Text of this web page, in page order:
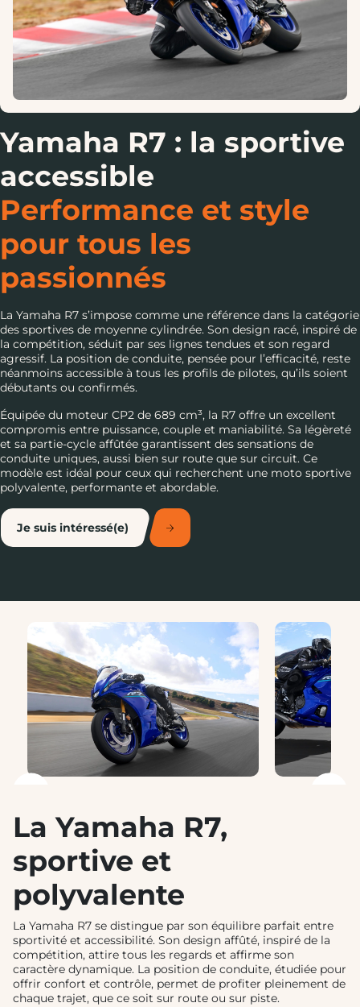
Yamaha R7 : la sportive
accessible
Performance et style
pour tous les
passionnés
La Yamaha R7 s’impose comme une référence dans la catégorie
des sportives de moyenne cylindrée. Son design racé, inspiré de
la compétition, séduit par ses lignes tendues et son regard
agressif. La position de conduite, pensée pour l’efficacité, reste
néanmoins accessible à tous les profils de pilotes, qu’ils soient
débutants ou confirmés.
Équipée du moteur CP2 de 689 cm³, la R7 offre un excellent
compromis entre puissance, couple et maniabilité. Sa légèreté
et sa partie-cycle affûtée garantissent des sensations de
conduite uniques, aussi bien sur route que sur circuit. Ce
modèle est idéal pour ceux qui recherchent une moto sportive
polyvalente, performante et abordable.
Je suis intéressé(e)
La Yamaha R7,
sportive et
polyvalente
La Yamaha R7 se distingue par son équilibre parfait entre
sportivité et accessibilité. Son design affûté, inspiré de la
compétition, attire tous les regards et affirme son
caractère dynamique. La position de conduite, étudiée pour
offrir confort et contrôle, permet de profiter pleinement de
chaque trajet, que ce soit sur route ou sur piste.